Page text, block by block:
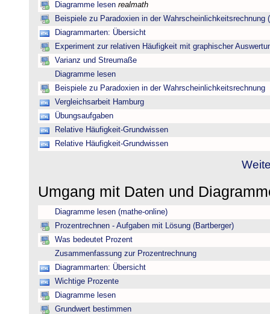
Diagramme lesen realmath
Beispiele zu Paradoxien in der Wahrscheinlichkeitsrechnung
Diagrammarten: Übersicht
Experiment zur relativen Häufigkeit mit graphischer
Varianz und Streumaße
Diagramme lesen
Beispiele zu Paradoxien in der Wahrscheinlichkeitsrechnung
Vergleichsarbeit Hamburg
Übungsaufgaben
Relative Häufigkeit-Grundwissen
Relative Häufigkeit-Grundwissen
Umgang mit Daten und
Diagramme lesen (mathe-online)
Prozentrechnen - Aufgaben mit Lösung (Bartberger)
Was bedeutet Prozent
Zusammenfassung zur Prozentrechnung
Diagrammarten: Übersicht
Wichtige Prozente
Diagramme lesen
Grundwert bestimmen